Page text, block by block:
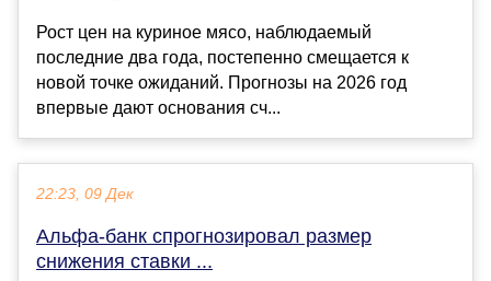
Рост цен на куриное мясо, наблюдаемый
последние два года, постепенно смещается к
новой точке ожиданий. Прогнозы на 2026 год
впервые дают основания сч...
22:23, 09 Дек
Альфа-банк спрогнозировал размер
снижения ставки ...